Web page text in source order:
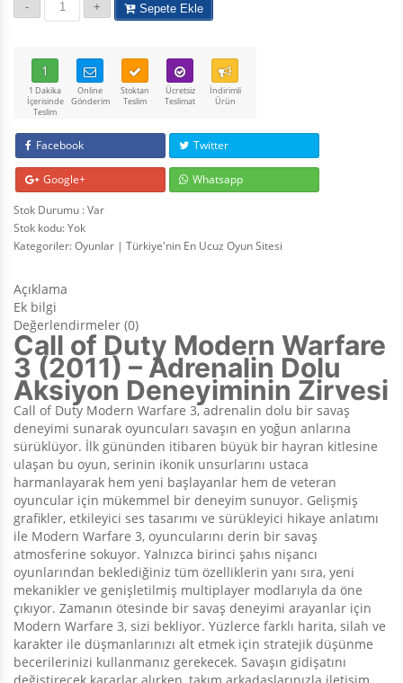
Sepete Ekle
1
1 Dakika
İçerisinde
Teslim
Online
Gönderim
Stoktan
Teslim
Ücretsiz
Teslimat
İndirimli
Ürün
Facebook Twitter
Google+
Whatsapp
Stok Durumu : Var
Stok kodu:Yok
Kategoriler:Oyunlar | Türkiye'nin En Ucuz Oyun Sitesi
Açıklama
Ek bilgi
Değerlendirmeler (0)
Call of Duty Modern Warfare
3 (2011) – Adrenalin Dolu
Aksiyon Deneyiminin Zirvesi
Call of Duty Modern Warfare 3, adrenalin dolu bir savaş
deneyimi sunarak oyuncuları savaşın en yoğun anlarına
sürüklüyor. İlk gününden itibaren büyük bir hayran kitlesine
ulaşan bu oyun, serinin ikonik unsurlarını ustaca
harmanlayarak hem yeni başlayanlar hem de veteran
oyuncular için mükemmel bir deneyim sunuyor. Gelişmiş
grafikler, etkileyici ses tasarımı ve sürükleyici hikaye anlatımı
ile Modern Warfare 3, oyuncularını derin bir savaş
atmosferine sokuyor. Yalnızca birinci şahıs nişancı
oyunlarından beklediğiniz tüm özelliklerin yanı sıra, yeni
mekanikler ve genişletilmiş multiplayer modlarıyla da öne
çıkıyor. Zamanın ötesinde bir savaş deneyimi arayanlar için
Modern Warfare 3, sizi bekliyor. Yüzlerce farklı harita, silah ve
karakter ile düşmanlarınızı alt etmek için stratejik düşünme
becerilerinizi kullanmanız gerekecek. Savaşın gidişatını